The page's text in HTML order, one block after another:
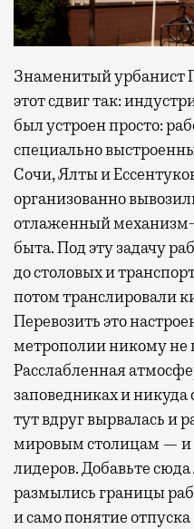
Знаменитый урбанист
этот сдвиг так:
был устроен просто:
специально
Сочи, Ялты и
организованно
отлаженный механизм-
быта. Под эту задачу
до столовых и
потом транслировали
Перевозить это
метрополии никому не
Расслабленная
заповедниках и никуда
тут вдруг вырвалась и
мировым столицам — и
лидеров. Добавьте
размылись границы
и само понятие